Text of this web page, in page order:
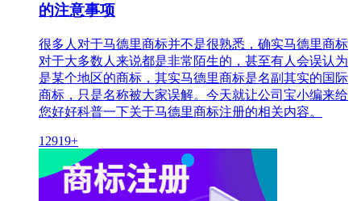
的注意事项
很多人对于马德里商标并不是很熟悉，确实马德里商标
对于大多数人来说都是非常陌生的，甚至有人会误认为
是某个地区的商标，其实马德里商标是名副其实的国际
商标，只是名称被大家误解。今天就让公司宝小编来给
您好好科普一下关于马德里商标注册的相关内容。
12919+